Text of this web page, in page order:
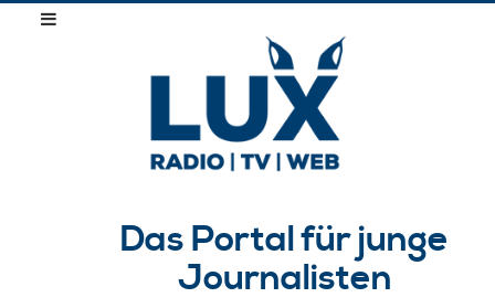
Das Portal für junge
Journalisten